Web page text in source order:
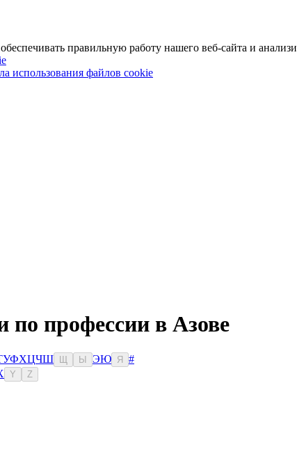
правильную работу нашего веб-сайта и
использования файлов cookie
по профессии в Азове
УФХЦЧШ Ы ЭЮ Я
#
Y Z